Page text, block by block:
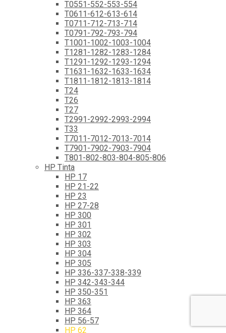
T0551-552-553-554
T0611-612-613-614
T0711-712-713-714
T0791-792-793-794
T1001-1002-1003-1004
T1281-1282-1283-1284
T1291-1292-1293-1294
T1631-1632-1633-1634
T1811-1812-1813-1814
T24
T26
T27
T2991-2992-2993-2994
T33
T7011-7012-7013-7014
T7901-7902-7903-7904
T801-802-803-804-805-806
HP Tinta
HP 17
HP 21-22
HP 23
HP 27-28
HP 300
HP 301
HP 302
HP 303
HP 304
HP 305
HP 336-337-338-339
HP 342-343-344
HP 350-351
HP 363
HP 364
HP 56-57
HP 62